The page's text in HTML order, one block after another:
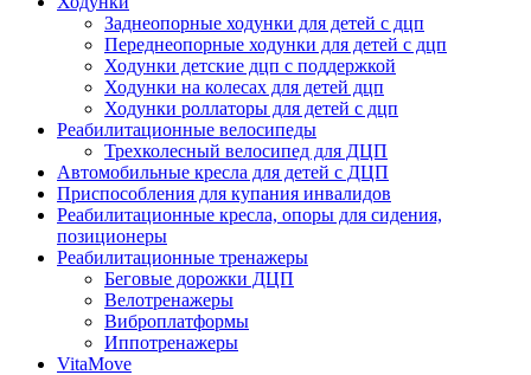
Заднеопорные ходунки для детей с дцп
Переднеопорные ходунки для детей с дцп
Ходунки детские дцп с поддержкой
Ходунки на колесах для детей дцп
Ходунки роллаторы для детей с дцп
Реабилитационные велосипеды
Трехколесный велосипед для ДЦП
Автомобильные кресла для детей с ДЦП
Приспособления для купания инвалидов
Реабилитационные кресла, опоры для сидения,
позиционеры
Реабилитационные тренажеры
Беговые дорожки ДЦП
Велотренажеры
Виброплатформы
Иппотренажеры
VitaMove